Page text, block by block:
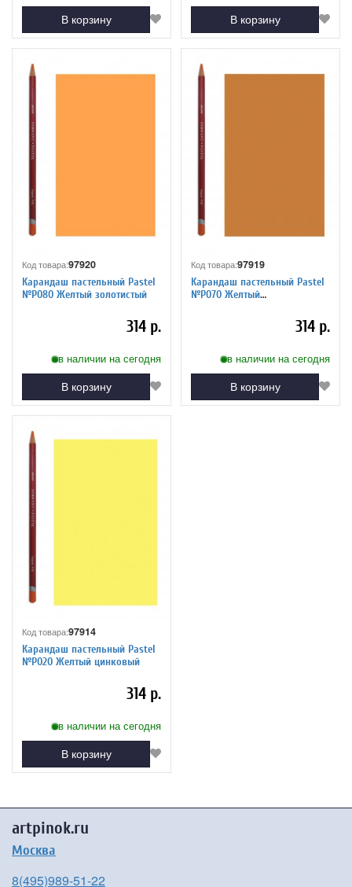
В корзину В корзину
Код товара:97920
Карандаш пастельный Pastel
№P080 Желтый золотистый
314 р.
в наличии на сегодня
В корзину
Код товара:97919
Карандаш пастельный Pastel
№P070 Желтый
314 р.
в наличии на сегодня
В корзину
Код товара:97914
Карандаш пастельный Pastel
№P020 Желтый цинковый
314 р.
в наличии на сегодня
В корзину
artpinok.ru
Москва
8(495)989-51-22